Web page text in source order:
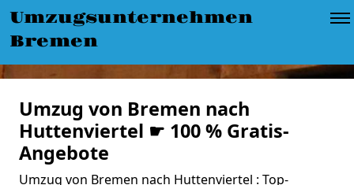
Umzugsunternehmen
Bremen
Umzug von Bremen nach
Huttenviertel ☛ 100 % Gratis-
Angebote
Umzug von Bremen nach Huttenviertel : Top-